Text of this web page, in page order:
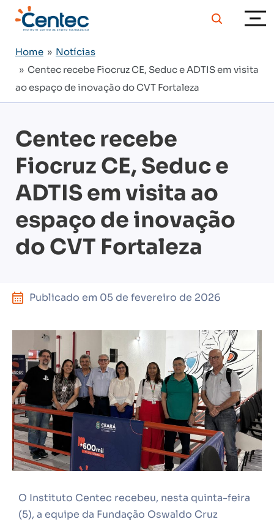
Home » Notícias
» Centec recebe Fiocruz CE, Seduc e ADTIS em visita
ao espaço de inovação do CVT Fortaleza
Centec recebe
Fiocruz CE, Seduc e
ADTIS em visita ao
espaço de inovação
do CVT Fortaleza
Publicado em 05 de fevereiro de 2026
O Instituto Centec recebeu, nesta quinta-feira
(5), a equipe da Fundação Oswaldo Cruz